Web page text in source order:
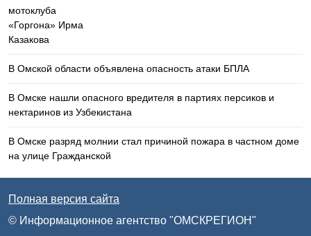
В Омской области объявлена опасность атаки БПЛА
В Омске нашли опасного вредителя в партиях персиков и
нектаринов из Узбекистана
В Омске разряд молнии стал причиной пожара в частном доме
на улице Гражданской
Полная версия сайта
© Информационное агентство "ОМСКРЕГИОН"